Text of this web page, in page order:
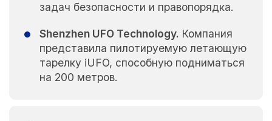
задач безопасности и правопорядка.
Shenzhen UFO Technology. Компания
представила пилотируемую летающую
тарелку iUFO, способную подниматься
на 200 метров.